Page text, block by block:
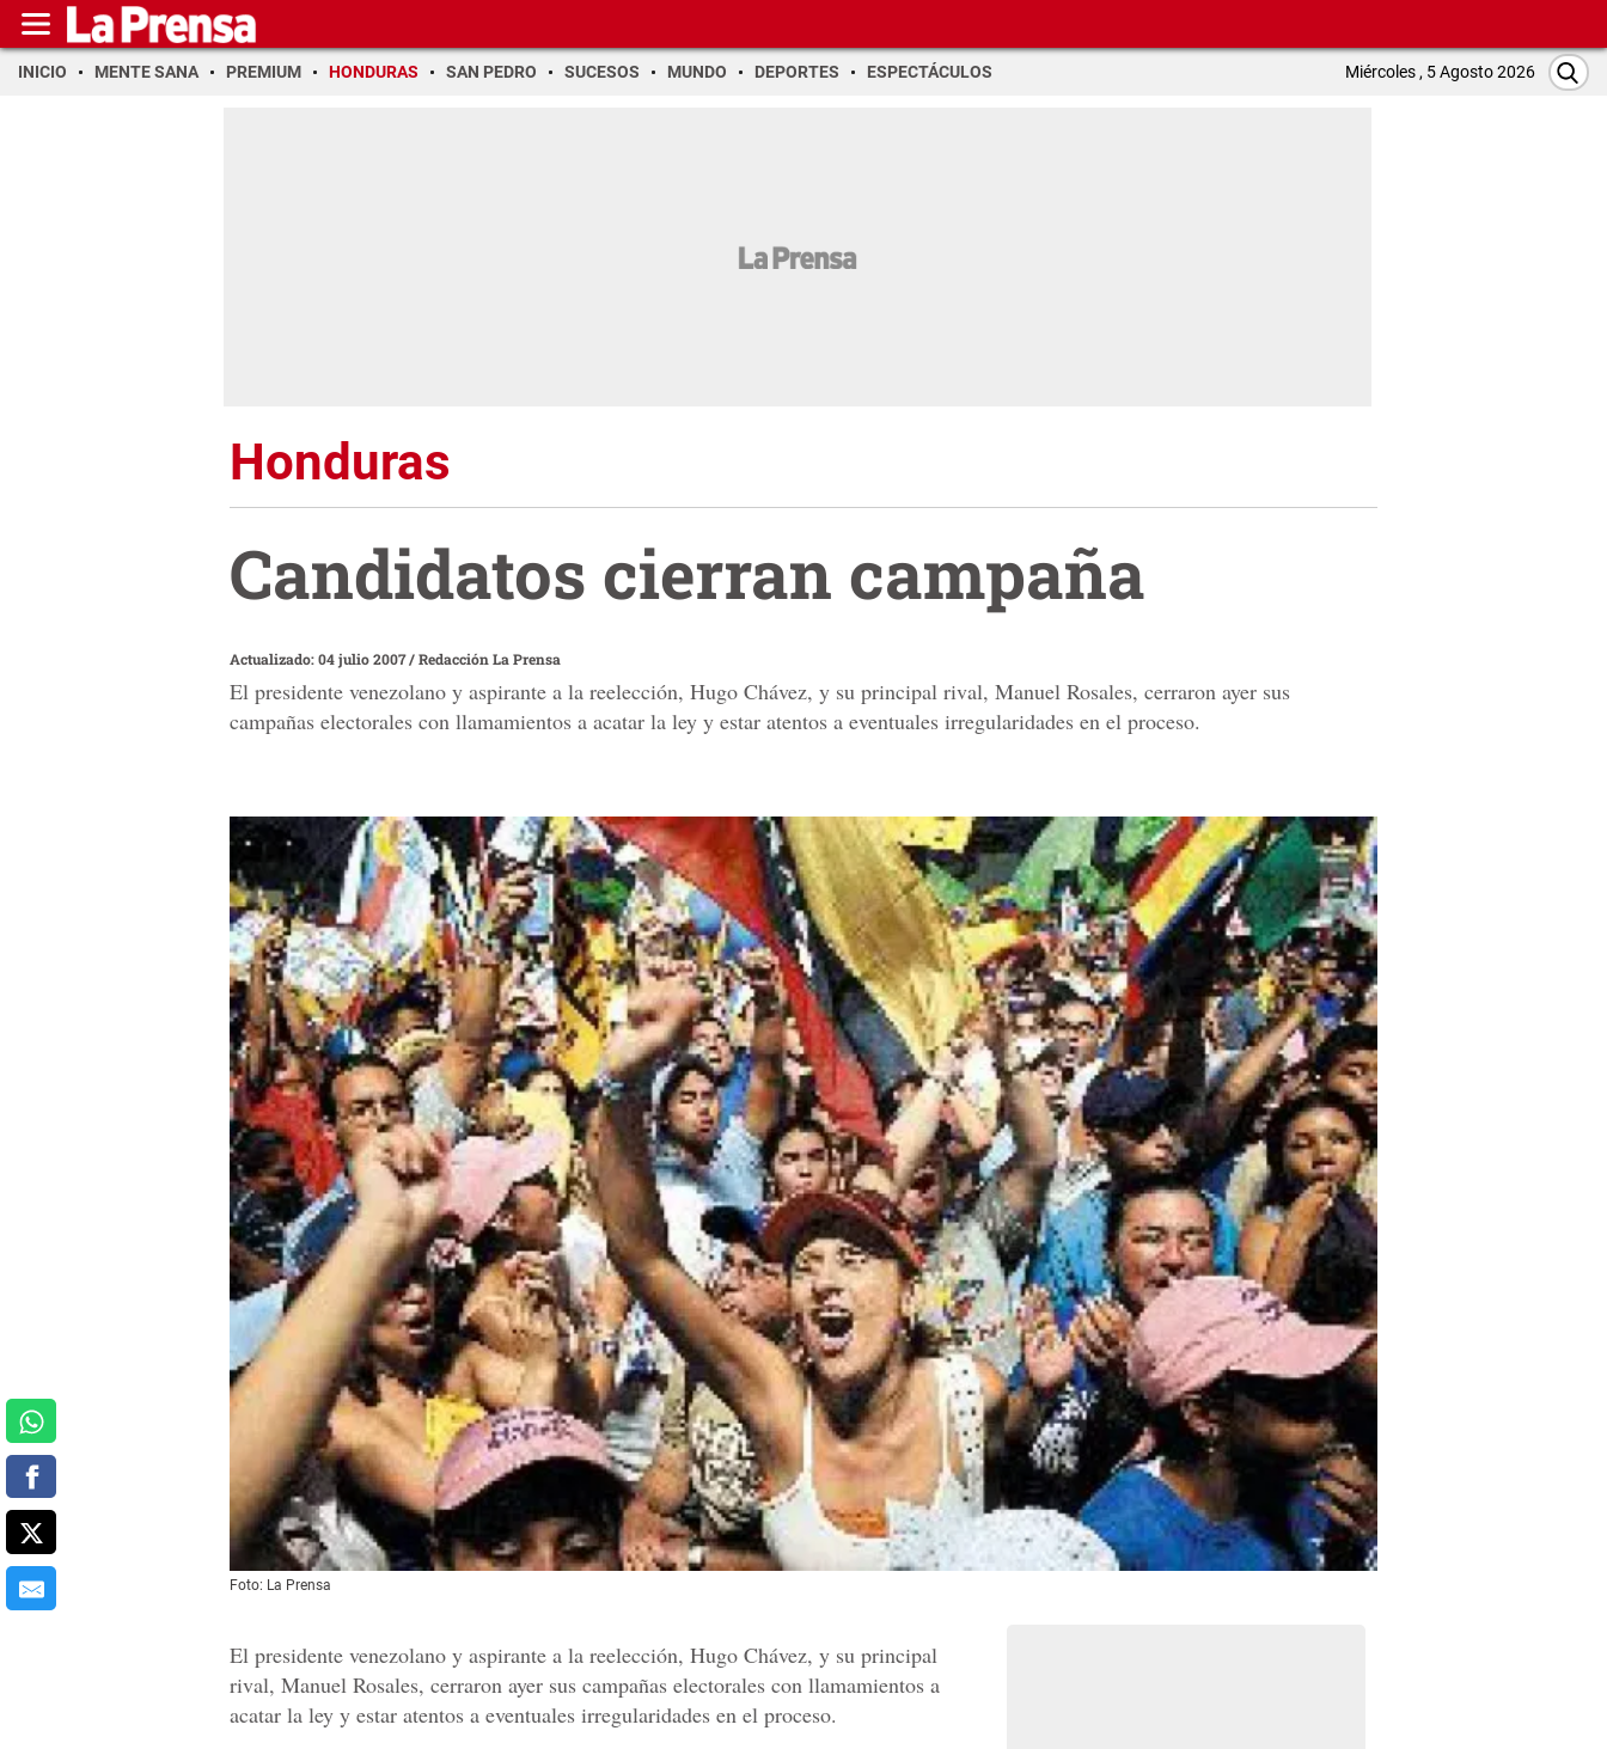
INICIO MENTE SANA PREMIUM HONDURAS SAN PEDRO SUCESOS MUNDO DEPORTES ESPECTÁCULOS Miércoles , 5 Agosto 2026
Honduras
Candidatos cierran campaña
Actualizado: 04 julio 2007/Redacción La Prensa
El presidente venezolano y aspirante a la reelección, Hugo Chávez, y su principal rival, Manuel Rosales, cerraron ayer sus
campañas electorales con llamamientos a acatar la ley y estar atentos a eventuales irregularidades en el proceso.
Foto: La Prensa
El presidente venezolano y aspirante a la reelección, Hugo Chávez, y su principal
rival, Manuel Rosales, cerraron ayer sus campañas electorales con llamamientos a
acatar la ley y estar atentos a eventuales irregularidades en el proceso.